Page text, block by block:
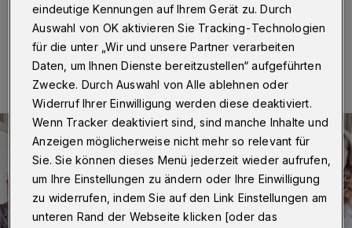
05.04.2017 , 13:53 Uhr Eine Minute Lesezeit
eindeutige Kennungen auf Ihrem Gerät zu. Durch
Auswahl von OK aktivieren Sie Tracking-Technologien
für die unter „Wir und unsere Partner verarbeiten
Daten, um Ihnen Dienste bereitzustellen“ aufgeführten
Zwecke. Durch Auswahl von Alle ablehnen oder
Widerruf Ihrer Einwilligung werden diese deaktiviert.
Wenn Tracker deaktiviert sind, sind manche Inhalte und
Anzeigen möglicherweise nicht mehr so relevant für
Sie. Sie können dieses Menü jederzeit wieder aufrufen,
um Ihre Einstellungen zu ändern oder Ihre Einwilligung
zu widerrufen, indem Sie auf den Link Einstellungen am
unteren Rand der Webseite klicken [oder das